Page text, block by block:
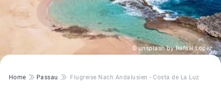
© unsplash by Rafael Lopez
Pfadnavigation
Home Passau Flugreise Nach Andalusien - Costa de La Luz